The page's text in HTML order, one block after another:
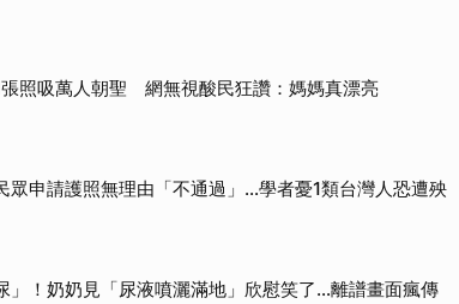
照吸萬人朝聖 網無視酸民狂讚：媽媽真漂亮
眾申請護照無理由「不通過」...學者憂1類台灣人恐遭殃
」！奶奶見「尿液噴灑滿地」欣慰笑了…離譜畫面瘋傳